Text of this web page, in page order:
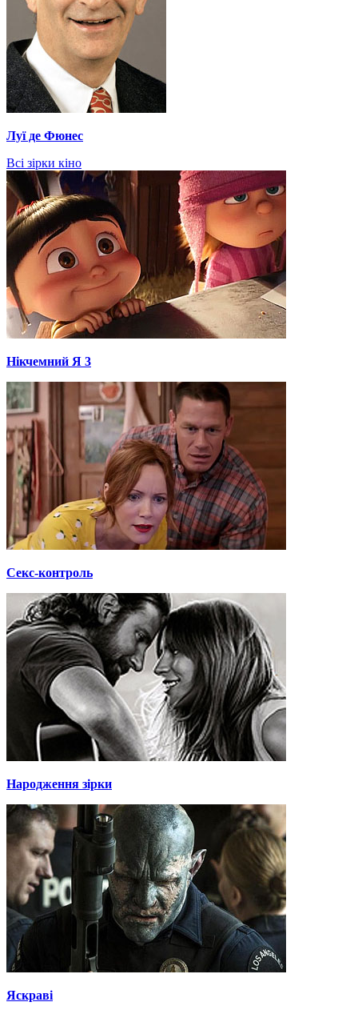
Луї де Фюнес
Всі зірки кіно
Нікчемний Я 3
Секс-контроль
Народження зірки
Яскраві